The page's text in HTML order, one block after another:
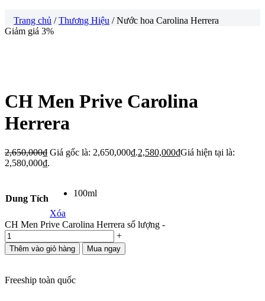
Trang chủ /Thương Hiệu / Nước hoa Carolina Herrera
Giảm giá 3%
CH Men Prive Carolina
Herrera
2,650,000₫ Giá gốc là: 2,650,000₫.2,580,000₫Giá hiện tại là:
2,580,000₫.
Dung Tích
100ml
Xóa
CH Men Prive Carolina Herrera số lượng -
+
Thêm vào giỏ hàng Mua ngay
Freeship toàn quốc